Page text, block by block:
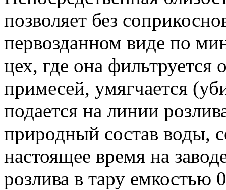
позволяет без
первозданном виде по
цех, где она фильтруется
примесей, умягчается
подается на линии
природный состав воды,
настоящее время на
розлива в тару емкостью